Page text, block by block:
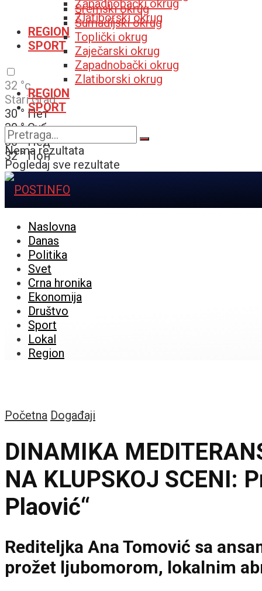
Zapadnobački okrug
Zlatiborski okrug
REGION
SPORT
32 °c
Stari Grad
30 ° Пет
30 ° Суб
30 ° Нед
32 ° Пон
Sremski okrug
Šumadijski okrug
Toplički okrug
Zaječarski okrug
Zapadnobački okrug
Zlatiborski okrug
REGION
SPORT
Nema rezultata
Pogledaj sve rezultate
Naslovna
Danas
Politika
Svet
Crna hronika
Ekonomija
Društvo
Sport
Lokal
Region
Početna Događaji
DINAMIKA
NA KLUPSKOJ SCENI:
Plaović“
Rediteljka Ana Tomović sa
prožet ljubomorom, lokalnim